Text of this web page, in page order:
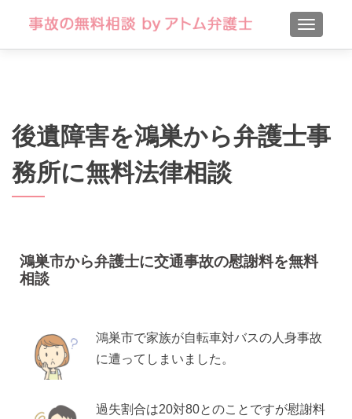
後遺障害を鴻巣から弁護士事
務所に無料法律相談
鴻巣市から弁護士に交通事故の慰謝料を無料
相談
鴻巣市で家族が自転車対バスの人身事故
に遭ってしまいました。
過失割合は20対80とのことですが慰謝料